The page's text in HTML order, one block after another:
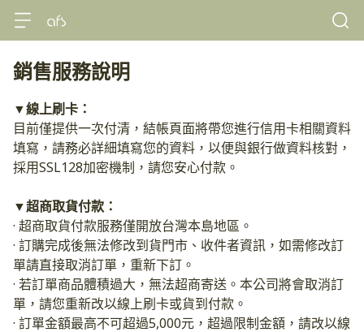
銷售服務說明
▼線上刷卡：
目前僅提供一次付清，結帳頁面將帶您進行信用卡相關資料
填寫，請務必詳細填寫您的資料，以便與銀行做資料核對，
採用SSL128加密機制，請您安心付款。
▼超商取貨付款： ​​
· 超商取貨付款服務僅開放台灣本島地區。
· 訂購完成後無法修改到貨門市、收件者資訊，如需修改訂
單請直接取消訂單，重新下訂。
· 若訂單商品體積過大，無法超商寄送。本公司將會取消訂
單，請您重新改以線上刷卡或貨到付款。
· 訂單金額最高不可超過5,000元，超過限制金額，請改以線